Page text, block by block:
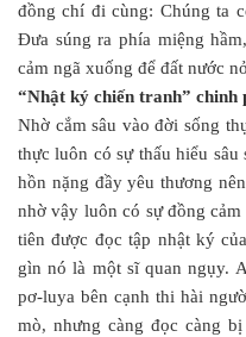
đồng chí đi cùng: Chúng ta
Đưa súng ra phía miệng
cảm ngã xuống để đất nước
“Nhật ký chiến tranh”
Nhờ cắm sâu vào đời sống
thực luôn có sự thấu hiểu
hồn nặng đầy yêu thương
nhờ vậy luôn có sự đồng
tiên được đọc tập nhật ký
gìn nó là một sĩ quan ngụy.
pơ-luya bên cạnh thi hài
mò, nhưng càng đọc càng